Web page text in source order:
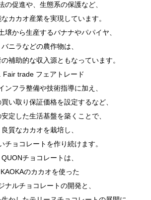
の促進や、生態系の保護など、
カカオ産業を実現しています。
壌から生産するバナナやパパイヤ、
バニラなどの農作物は、
補助的な収入源ともなっています。
Fair trade フェアトレード
ンフラ整備や技術指導に加え、
い取り保証価格を設定するなど、
定した生活基盤を築くことで、
良質なカカオを栽培し、
チョコレートを作り続けます。
QUONチョコレートは、
KAOKAのカカオを使った
ナルチョコレートの開発と、